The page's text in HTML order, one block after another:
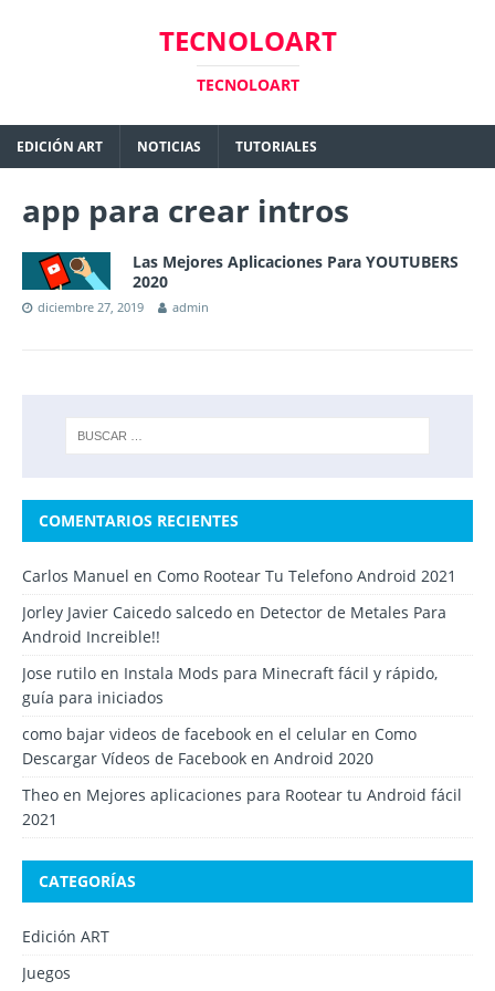
TECNOLOART
TECNOLOART
EDICIÓN ART NOTICIAS TUTORIALES
app para crear intros
Las Mejores Aplicaciones Para YOUTUBERS
2020
diciembre 27, 2019 admin
COMENTARIOS RECIENTES
Carlos Manuel en Como Rootear Tu Telefono Android 2021
Jorley Javier Caicedo salcedo en Detector de Metales Para
Android Increible!!
Jose rutilo en Instala Mods para Minecraft fácil y rápido,
guía para iniciados
como bajar videos de facebook en el celular en Como
Descargar Vídeos de Facebook en Android 2020
Theo en Mejores aplicaciones para Rootear tu Android fácil
2021
CATEGORÍAS
Edición ART
Juegos